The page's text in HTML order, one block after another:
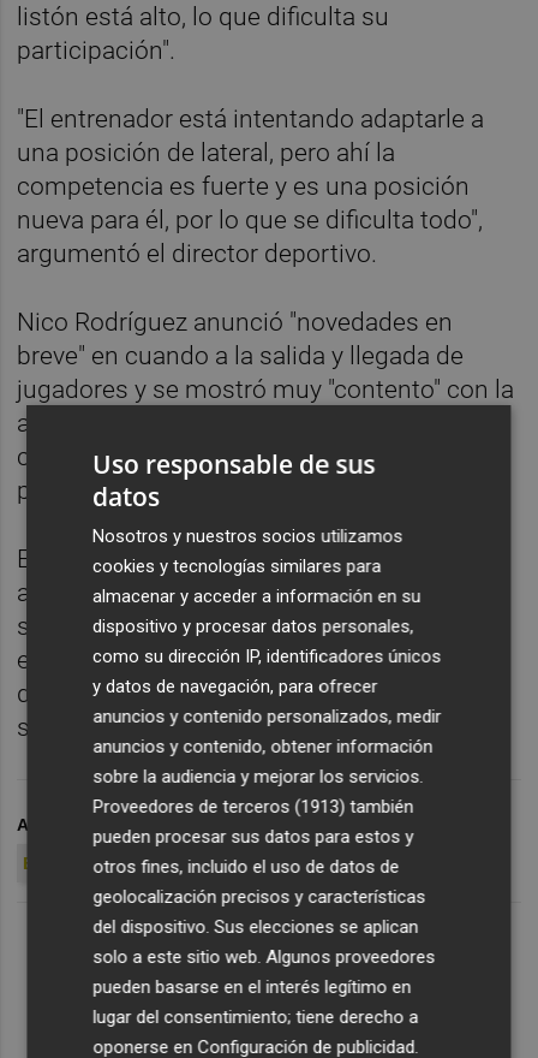
listón está alto, lo que dificulta su
participación".
"El entrenador está intentando adaptarle a
una posición de lateral, pero ahí la
competencia es fuerte y es una posición
nueva para él, por lo que se dificulta todo",
argumentó el director deportivo.
Nico Rodríguez anunció "novedades en
breve" en cuando a la salida y llegada de
jugadores y se mostró muy "contento" con la
aportación realizada por los jugadores de la
cantera en los primeros compromisos de la
pretemporada.
En este sentido, Nico Rodríguez elogió la
aportación de los fichajes en estas primeras
sesiones de trabajo. "Más que lo que hagan
en un partido me gusta el día a día. Saben
dónde han venido y a lo que vienen",
sentenció.
ARCHIVADO EN
ELCHE CF
NICO RODRÍGUEZ
Uso responsable de sus
datos
Nosotros y nuestros socios utilizamos
cookies y tecnologías similares para
almacenar y acceder a información en su
dispositivo y procesar datos personales,
como su dirección IP, identificadores únicos
y datos de navegación, para ofrecer
anuncios y contenido personalizados, medir
anuncios y contenido, obtener información
sobre la audiencia y mejorar los servicios.
Proveedores de terceros (1913) también
pueden procesar sus datos para estos y
otros fines, incluido el uso de datos de
geolocalización precisos y características
del dispositivo. Sus elecciones se aplican
solo a este sitio web. Algunos proveedores
pueden basarse en el interés legítimo en
lugar del consentimiento; tiene derecho a
oponerse enConfiguración de publicidad.